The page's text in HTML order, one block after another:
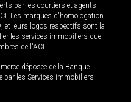
par les courtiers et agents
Les marques d'homologation
et leurs logos respectifs sont la
les services immobiliers que
de l'ACI.
déposée de la Banque
par les Services immobiliers